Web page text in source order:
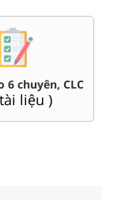
6 chuyên, CLC
liệu )